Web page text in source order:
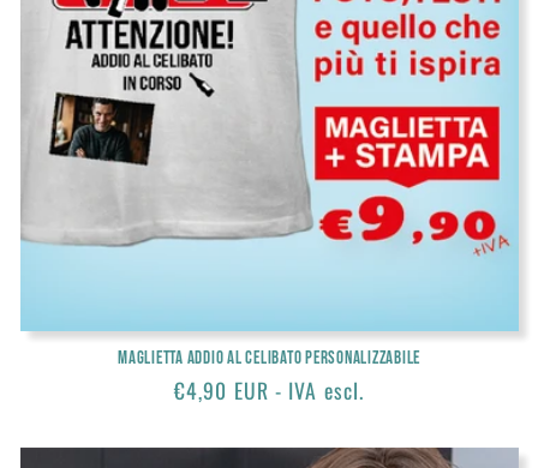
Maglietta Addio al celibato personalizzabile
Prezzo
listino
€4,90 EUR - IVA escl.